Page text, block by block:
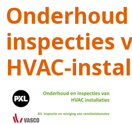
inspecties
HVAC-